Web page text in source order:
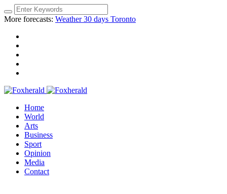
More forecasts: Weather 30 days Toronto
Home
World
Arts
Business
Sport
Opinion
Media
Contact